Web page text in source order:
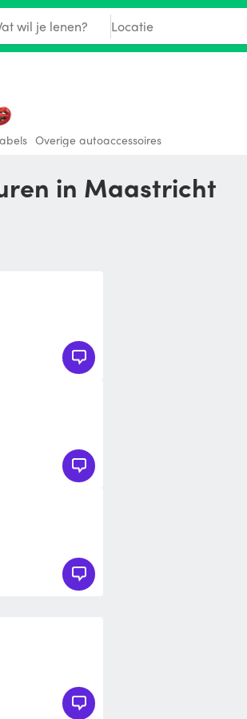
wil je lenen? Locatie
Overige autoaccessoires
in Maastricht